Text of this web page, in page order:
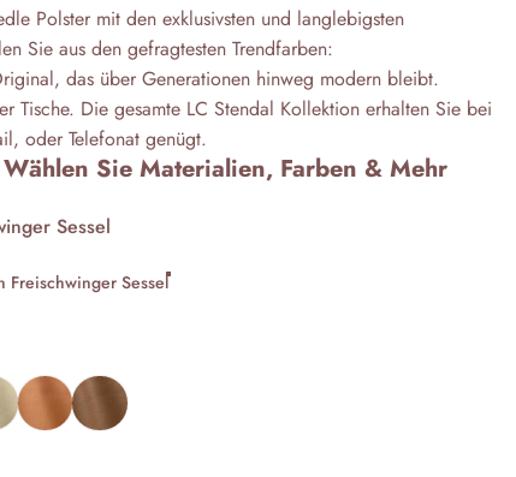
Polster mit den exklusivsten und langlebigsten
Sie aus den gefragtesten Trendfarben:
das über Generationen hinweg modern bleibt.
Tische. Die gesamte LC Stendal Kollektion erhalten Sie bei
oder Telefonat genügt.
Sie Materialien, Farben & Mehr
Sessel
Freischwinger Sessel
Beige
Leder Orange
Leder Cognac